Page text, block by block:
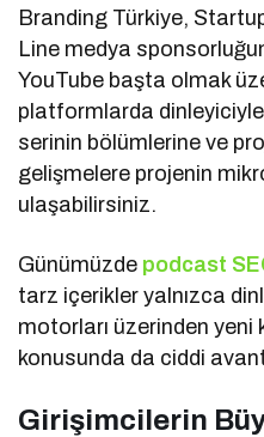
Branding Türkiye,
Line medya
YouTube başta olmak
platformlarda
serinin bölümlerine ve
gelişmelere projenin
ulaşabilirsiniz.
Günümüzde podcast
tarz içerikler yalnızca
motorları üzerinden yeni
konusunda da ciddi
Girişimcilerin